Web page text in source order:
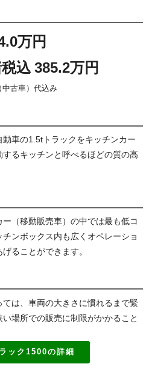
万円
込 385.2万円
古車）代込み
車の1.5tトラックをキッチンカー
るキッチンと呼べるほどの質の高
（移動販売車）の中では最も低コ
ンボックス内も広くオペレーショ
ることができます。
は、車両の大きさに慣れるまで緊
場所での販売に制限がかかること
ック1500の詳細